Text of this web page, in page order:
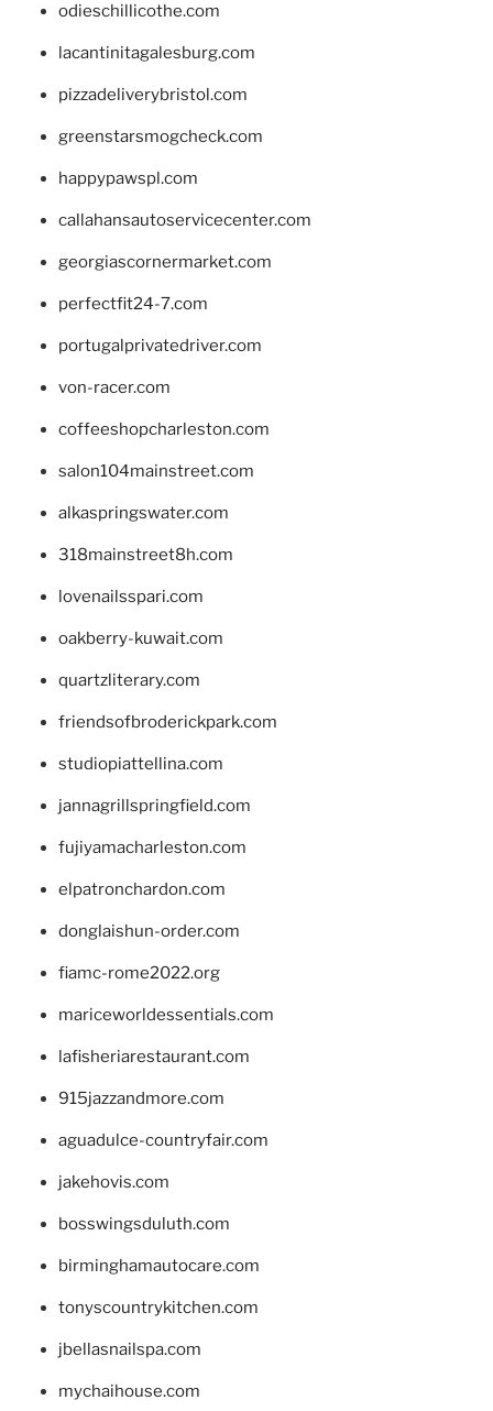
odieschillicothe.com
lacantinitagalesburg.com
pizzadeliverybristol.com
greenstarsmogcheck.com
happypawspl.com
callahansautoservicecenter.com
georgiascornermarket.com
perfectfit24-7.com
portugalprivatedriver.com
von-racer.com
coffeeshopcharleston.com
salon104mainstreet.com
alkaspringswater.com
318mainstreet8h.com
lovenailsspari.com
oakberry-kuwait.com
quartzliterary.com
friendsofbroderickpark.com
studiopiattellina.com
jannagrillspringfield.com
fujiyamacharleston.com
elpatronchardon.com
donglaishun-order.com
fiamc-rome2022.org
mariceworldessentials.com
lafisheriarestaurant.com
915jazzandmore.com
aguadulce-countryfair.com
jakehovis.com
bosswingsduluth.com
birminghamautocare.com
tonyscountrykitchen.com
jbellasnailspa.com
mychaihouse.com